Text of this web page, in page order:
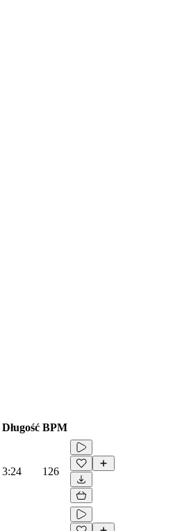
Długość BPM
3:24 126